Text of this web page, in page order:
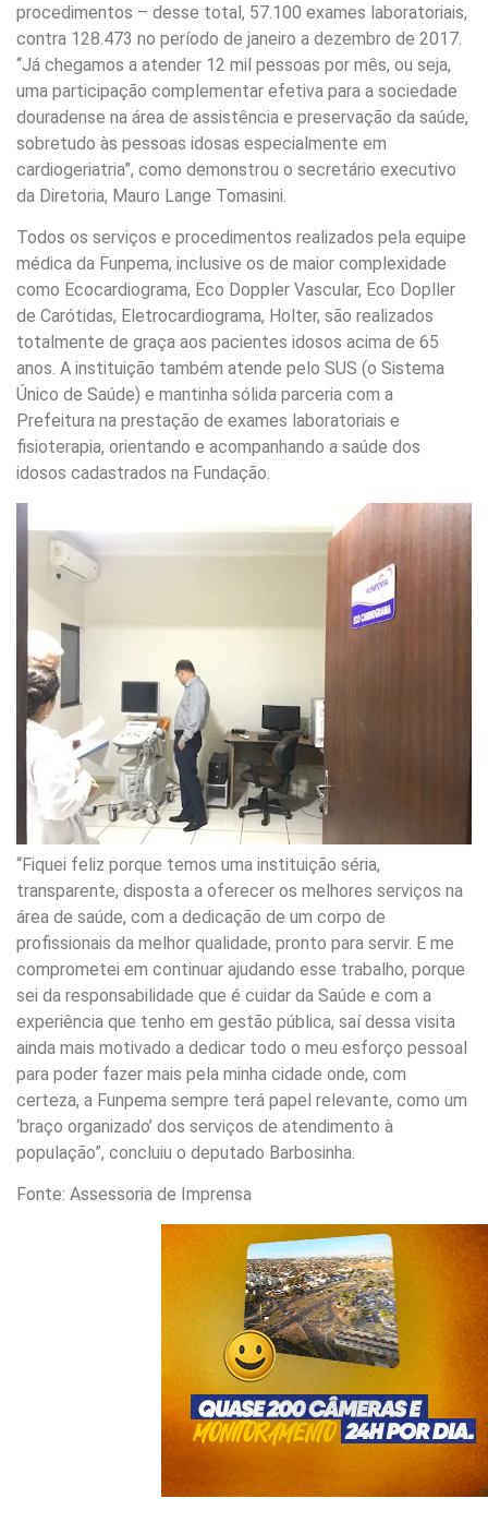
procedimentos – desse total, 57.100 exames laboratoriais,
contra 128.473 no período de janeiro a dezembro de 2017.
“Já chegamos a atender 12 mil pessoas por mês, ou seja,
uma participação complementar efetiva para a sociedade
douradense na área de assistência e preservação da saúde,
sobretudo às pessoas idosas especialmente em
cardiogeriatria”, como demonstrou o secretário executivo
da Diretoria, Mauro Lange Tomasini.
Todos os serviços e procedimentos realizados pela equipe
médica da Funpema, inclusive os de maior complexidade
como Ecocardiograma, Eco Doppler Vascular, Eco Dopller
de Carótidas, Eletrocardiograma, Holter, são realizados
totalmente de graça aos pacientes idosos acima de 65
anos. A instituição também atende pelo SUS (o Sistema
Único de Saúde) e mantinha sólida parceria com a
Prefeitura na prestação de exames laboratoriais e
fisioterapia, orientando e acompanhando a saúde dos
idosos cadastrados na Fundação.
“Fiquei feliz porque temos uma instituição séria,
transparente, disposta a oferecer os melhores serviços na
área de saúde, com a dedicação de um corpo de
profissionais da melhor qualidade, pronto para servir. E me
comprometei em continuar ajudando esse trabalho, porque
sei da responsabilidade que é cuidar da Saúde e com a
experiência que tenho em gestão pública, saí dessa visita
ainda mais motivado a dedicar todo o meu esforço pessoal
para poder fazer mais pela minha cidade onde, com
certeza, a Funpema sempre terá papel relevante, como um
‘braço organizado’ dos serviços de atendimento à
população”, concluiu o deputado Barbosinha.
Fonte: Assessoria de Imprensa